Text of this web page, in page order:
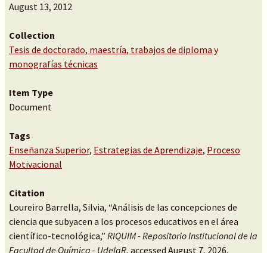
August 13, 2012
Collection
Tesis de doctorado, maestría, trabajos de diploma y
monografías técnicas
Item Type
Document
Tags
Enseñanza Superior, Estrategias de Aprendizaje, Proceso
Motivacional
Citation
Loureiro Barrella, Silvia, “Análisis de las concepciones de
ciencia que subyacen a los procesos educativos en el área
científico-tecnológica,” RIQUIM - Repositorio Institucional de la
Facultad de Química - UdelaR, accessed August 7, 2026,